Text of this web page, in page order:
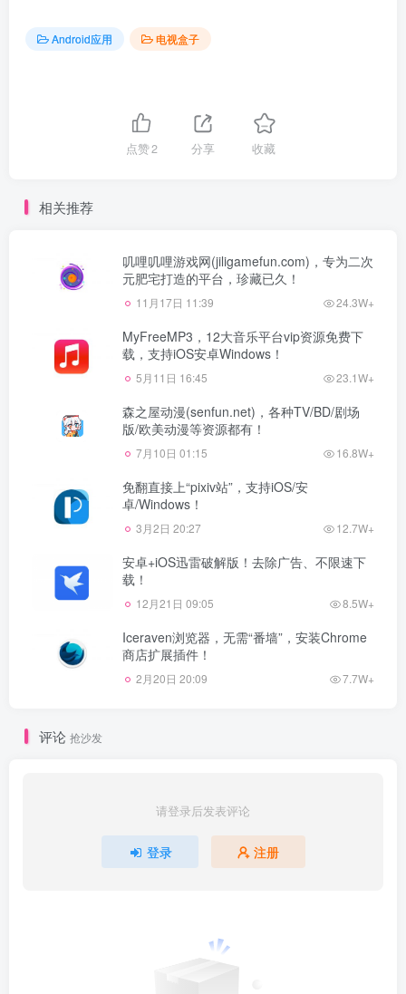
Android应用 电视盒子
点赞2 分享 收藏
相关推荐
叽哩叽哩游戏网(jiligamefun.com)，专为二次
元肥宅打造的平台，珍藏已久！
11月17日 11:39 24.3W+
MyFreeMP3，12大音乐平台vip资源免费下
载，支持iOS安卓Windows！
5月11日 16:45 23.1W+
森之屋动漫(senfun.net)，各种TV/BD/剧场
版/欧美动漫等资源都有！
7月10日 01:15 16.8W+
免翻直接上“pixiv站”，支持iOS/安
卓/Windows！
3月2日 20:27 12.7W+
安卓+iOS迅雷破解版！去除广告、不限速下
载！
12月21日 09:05 8.5W+
Iceraven浏览器，无需“番墙”，安装Chrome
商店扩展插件！
2月20日 20:09 7.7W+
评论 抢沙发
请登录后发表评论
登录 注册